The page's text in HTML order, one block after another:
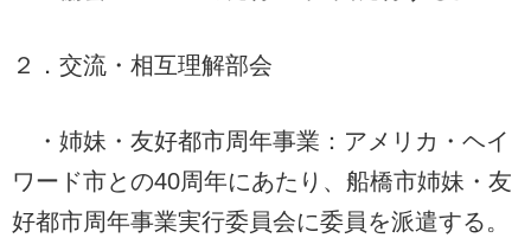
２．交流・相互理解部会
・姉妹・友好都市周年事業：アメリカ・ヘイ
ワード市との40周年にあたり、船橋市姉妹・友
好都市周年事業実行委員会に委員を派遣する。